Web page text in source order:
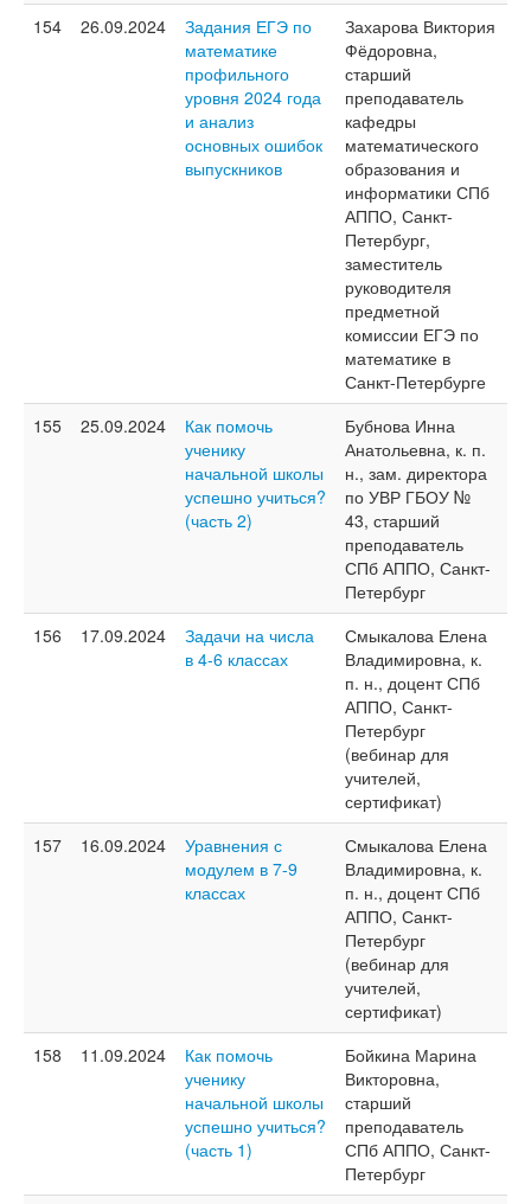
154 26.09.2024
Задания ЕГЭ по
математике
профильного
уровня 2024 года
и анализ
основных ошибок
выпускников
Захарова Виктория
Фёдоровна,
старший
преподаватель
кафедры
математического
образования и
информатики СПб
АППО, Санкт-
Петербург,
заместитель
руководителя
предметной
комиссии ЕГЭ по
математике в
Санкт-Петербурге
155
25.09.2024
Как помочь
ученику
начальной школы
успешно учиться?
(часть 2)
Бубнова Инна
Анатольевна, к. п.
н., зам. директора
по УВР ГБОУ №
43, старший
преподаватель
СПб АППО, Санкт-
Петербург
156
17.09.2024
Задачи на числа
в 4-6 классах
Смыкалова Елена
Владимировна, к.
п. н., доцент СПб
АППО, Санкт-
Петербург
(вебинар для
учителей,
сертификат)
157
16.09.2024
Уравнения с
модулем в 7-9
классах
Смыкалова Елена
Владимировна, к.
п. н., доцент СПб
АППО, Санкт-
Петербург
(вебинар для
учителей,
сертификат)
158
11.09.2024
Как помочь
ученику
начальной школы
успешно учиться?
(часть 1)
Бойкина Марина
Викторовна,
старший
преподаватель
СПб АППО, Санкт-
Петербург